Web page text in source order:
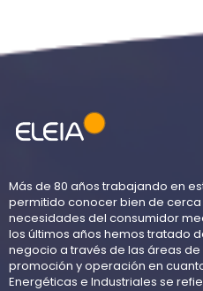
Más de 80 años trabajando en
permitido conocer bien de
necesidades del consumidor
los últimos años hemos tratado
negocio a través de las áreas
promoción y operación en
Energéticas e Industriales se